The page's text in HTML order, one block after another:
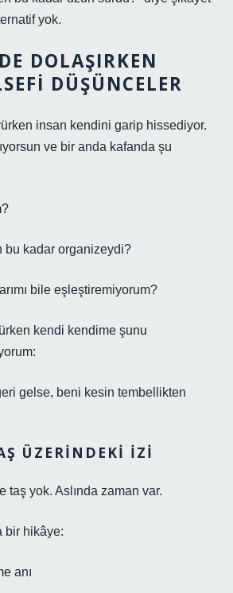
yok.
DOLAŞIRKEN
DÜŞÜNCELER
insan kendini garip hissediyor.
ve bir anda kafanda şu
bu kadar organizeydi?
bile eşleştiremiyorum?
kendi kendime şunu
gelse, beni kesin tembellikten
ÜZERINDEKI İZI
taş yok. Aslında zaman var.
bir hikâye:
anı